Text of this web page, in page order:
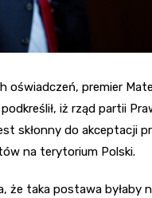
oświadczeń, premier
iż rząd partii
skłonny do akceptacji
na terytorium Polski.
że taka postawa byłaby